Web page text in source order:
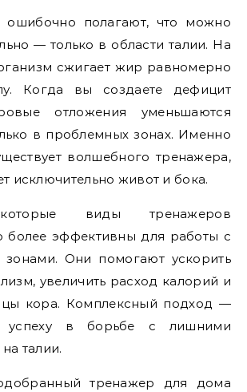
полагают, что можно
— только в области талии. На
сжигает жир равномерно
Когда вы создаете дефицит
отложения уменьшаются
в проблемных зонах. Именно
волшебного тренажера,
исключительно живот и бока.
виды тренажеров
более эффективны для работы с
Они помогают ускорить
увеличить расход калорий и
кора. Комплексный подход —
в борьбе с лишними
талии.
тренажер для дома